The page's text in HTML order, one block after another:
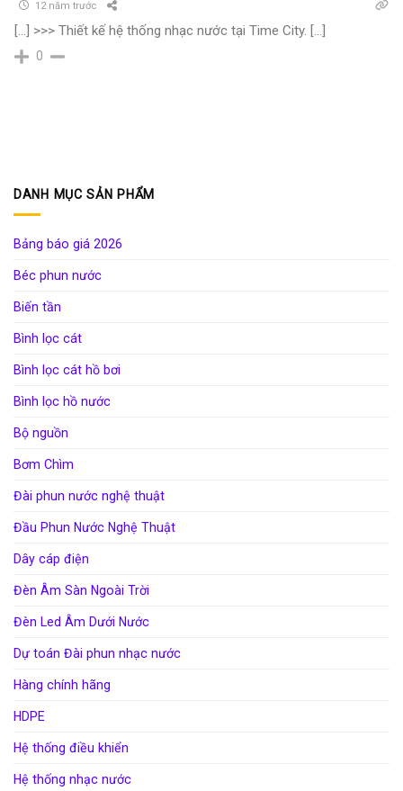
12 năm trước
[…] >>> Thiết kế hệ thống nhạc nước tại Time City. […]
0
DANH MỤC SẢN PHẨM
Bảng báo giá 2026
Béc phun nước
Biến tần
Bình lọc cát
Bình lọc cát hồ bơi
Bình lọc hồ nước
Bộ nguồn
Bơm Chìm
Đài phun nước nghệ thuật
Đầu Phun Nước Nghệ Thuật
Dây cáp điện
Đèn Âm Sàn Ngoài Trời
Đèn Led Âm Dưới Nước
Dự toán Đài phun nhạc nước
Hàng chính hãng
HDPE
Hệ thống điều khiển
Hệ thống nhạc nước